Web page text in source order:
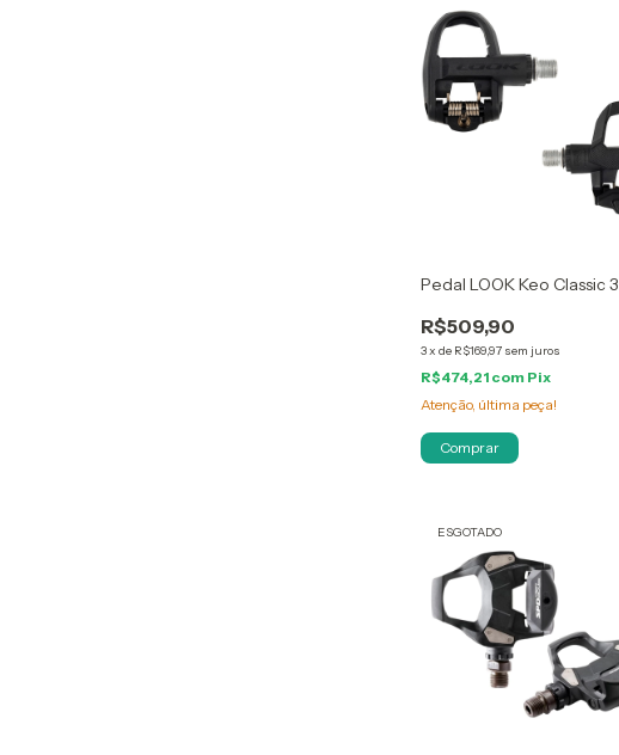
Pedal LOOK Keo Classic 3
R$509,90
3xde R$169,97 sem juros
R$474,21 com Pix
Atenção, última peça!
ESGOTADO